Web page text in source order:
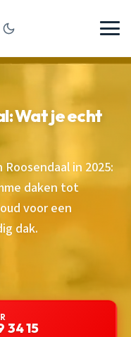
Wat je echt
in 2025:
daken tot
voor een
dak.
34 15